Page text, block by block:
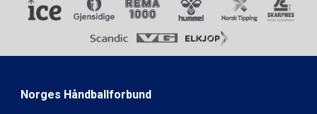
Norges Håndballforbund